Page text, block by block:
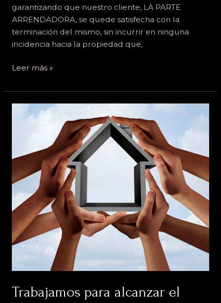
garantizando que nuestro cliente, LA PARTE
ARRENDADORA, se quede satisfecha con la
terminación del mismo, sin incurrir en ninguna
incidencia hacia la propiedad que,
Leer más »
Trabajamos para alcanzar el
Trabajamos
mejor
resultado
para
nuestros
clientes